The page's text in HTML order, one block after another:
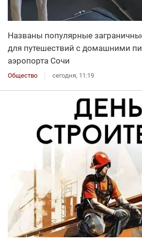
Названы популярные
для путешествий с домашними
аэропорта Сочи
Общество сегодня, 11:19